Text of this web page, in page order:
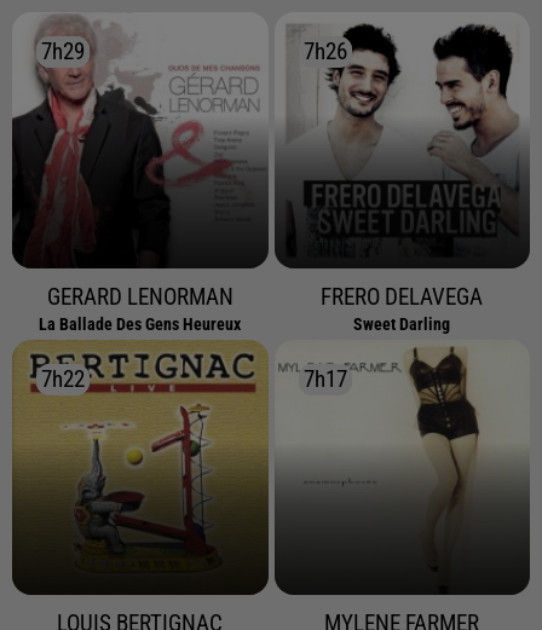
7h29
7h29
GERARD LENORMAN
La Ballade Des Gens Heureux
7h26
7h26
FRERO DELAVEGA
Sweet Darling
7h22
7h22
LOUIS BERTIGNAC
7h17
7h17
MYLENE FARMER